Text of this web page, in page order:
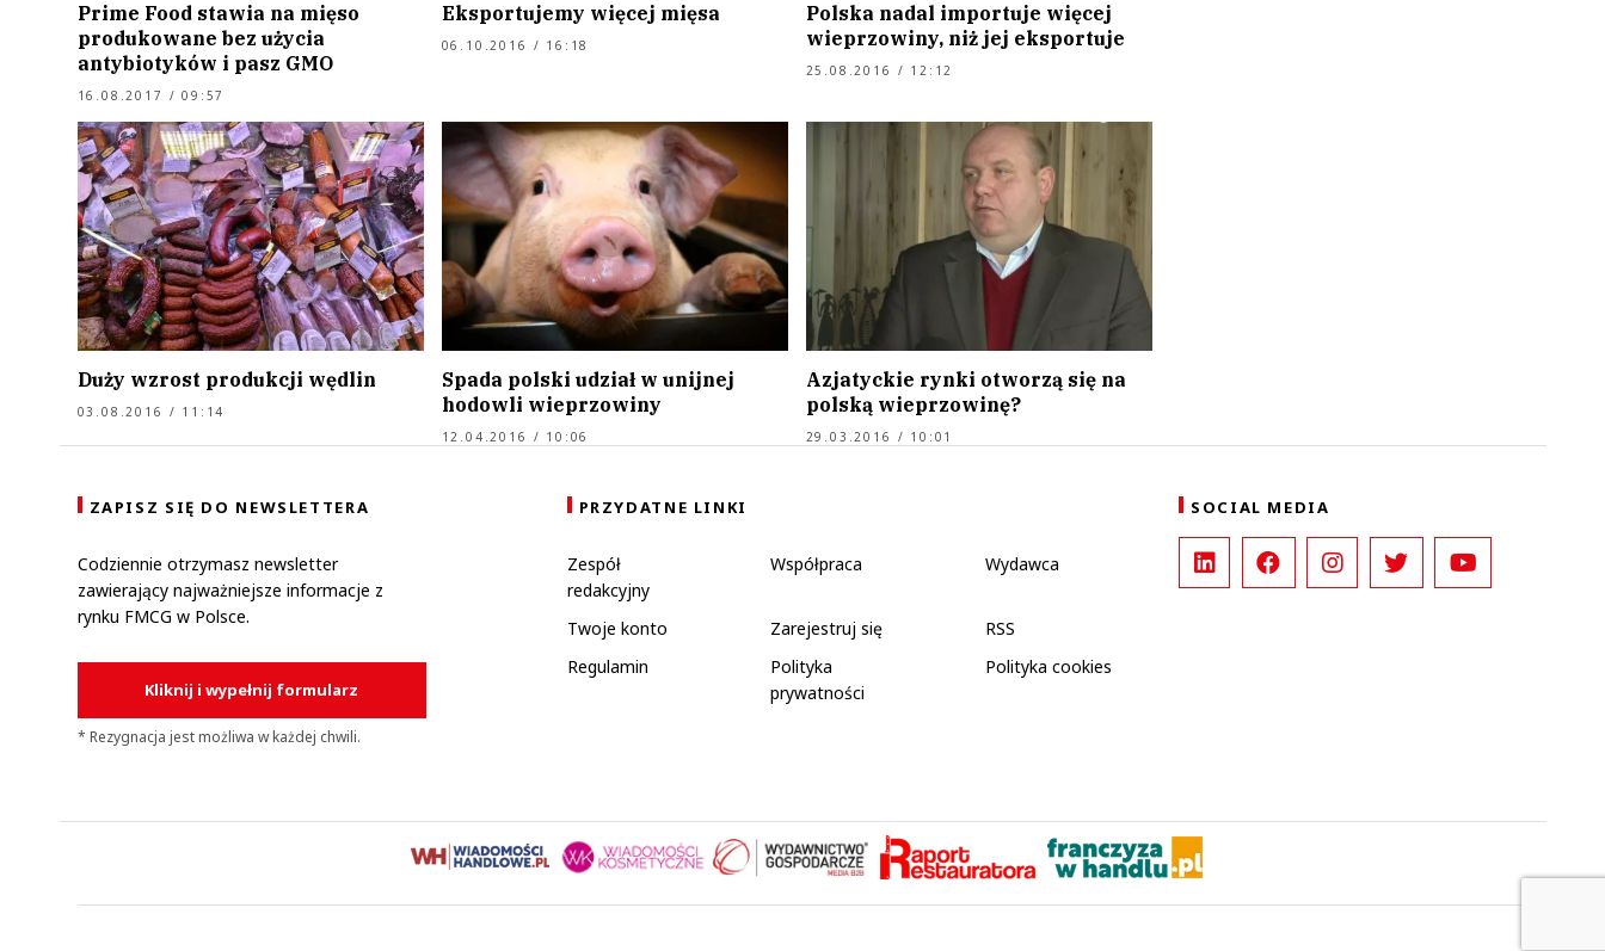
Prime Food stawia na mięso
produkowane bez użycia
antybiotyków i pasz GMO
16.08.2017 / 09:57
Eksportujemy więcej mięsa
06.10.2016 / 16:18
Polska nadal importuje więcej
wieprzowiny, niż jej eksportuje
25.08.2016 / 12:12
Duży wzrost produkcji wędlin
03.08.2016 / 11:14
Spada polski udział w unijnej
hodowli wieprzowiny
12.04.2016 / 10:06
Azjatyckie rynki otworzą się na
polską wieprzowinę?
29.03.2016 / 10:01
ZAPISZ SIĘ DO NEWSLETTERA
Codziennie otrzymasz newsletter
zawierający najważniejsze informacje z
rynku FMCG w Polsce.
Kliknij i wypełnij formularz
* Rezygnacja jest możliwa w każdej chwili.
PRZYDATNE LINKI
Zespół
redakcyjny
Współpraca Wydawca
Twoje konto Zarejestruj się
RSS
Regulamin
Polityka
prywatności
Polityka cookies
SOCIAL MEDIA